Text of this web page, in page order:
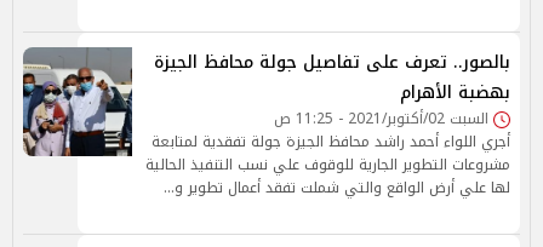
بالصور.. تعرف على تفاصيل جولة محافظ الجيزة
بهضبة الأهرام
السبت 02/أكتوبر/2021 - 11:25 ص
أجري اللواء أحمد راشد محافظ الجيزة جولة تفقدية لمتابعة
مشروعات التطوير الجارية للوقوف علي نسب التنفيذ الحالية
لها علي أرض الواقع والتي شملت تفقد أعمال تطوير و…